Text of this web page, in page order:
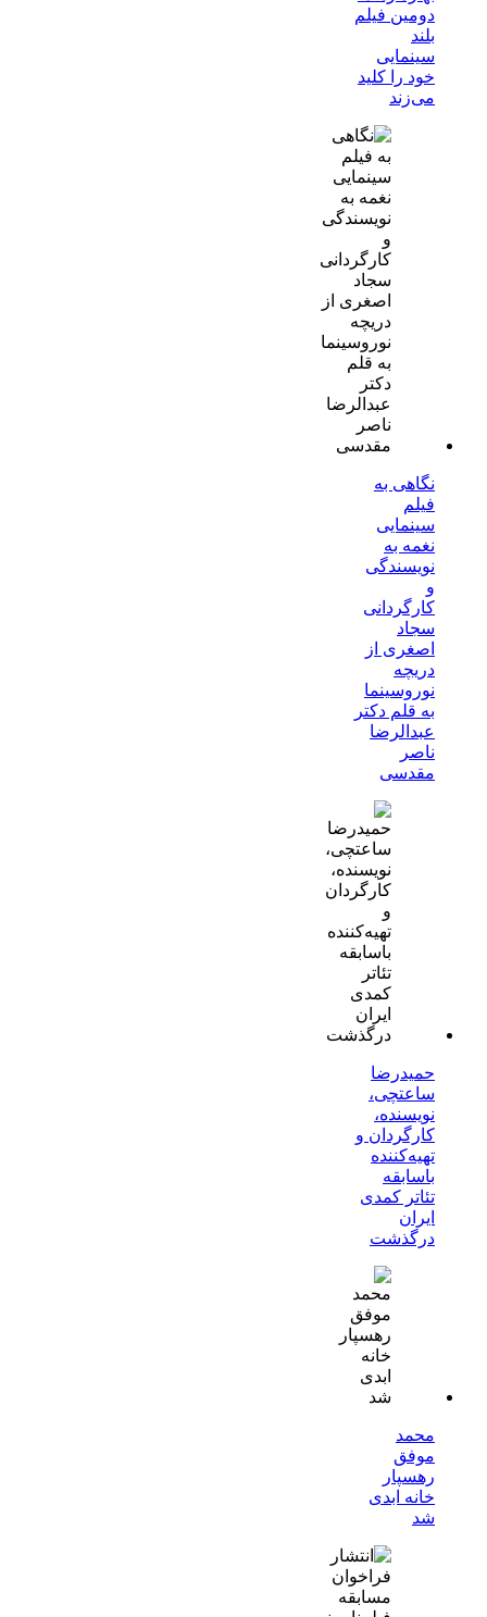
دومین فیلم
بلند
سینمایی
خود را کلید
می‌زند
نگاهی به
فیلم
سینمایی
نغمه به
نویسندگی
و
کارگردانی
سجاد
اصغری از
دریچه
نوروسینما
به قلم دکتر
عبدالرضا
ناصر
مقدسی
حمیدرضا
ساعتچی،
نویسنده،
کارگردان و
تهیه‌کننده
باسابقه
تئاتر کمدی
ایران
درگذشت
محمد
موفق
رهسپار
خانه ابدی
شد